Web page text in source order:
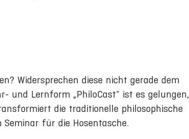
Widersprechen diese nicht gerade dem
und Lernform „PhiloCast“ ist es gelungen,
die traditionelle philosophische
für die Hosentasche.